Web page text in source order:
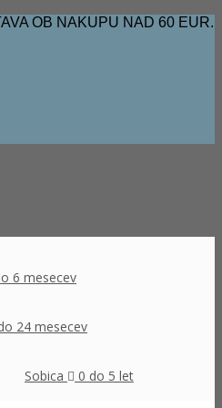
OB NAKUPU NAD 60 EUR.
6 mesecev
24 mesecev
Sobica 0 do 5 let